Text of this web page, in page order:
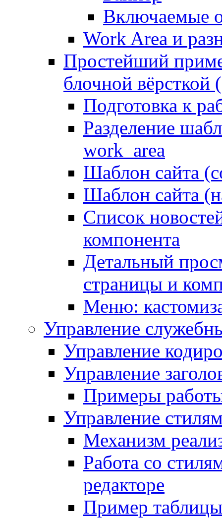
Включаемые
Work Area и
Простейший
блочной вёрсткой
Подготовка к
Разделение
work_area
Шаблон сайта
Шаблон сайта
Список
компонента
Детальный
страницы и
Меню:
Управление
Управление
Управление
Примеры
Управление
Механизм
Работа со
редакторе
Пример